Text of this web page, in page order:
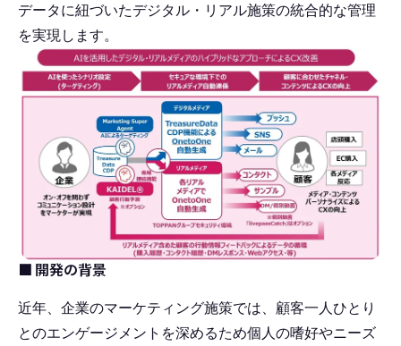
データに紐づいたデジタル・リアル施策の統合的な管理
を実現します。
■ 開発の背景
近年、企業のマーケティング施策では、顧客一人ひとり
とのエンゲージメントを深めるため個人の嗜好やニーズ